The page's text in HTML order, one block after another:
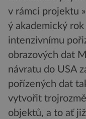
v rámci projektu
ý akademický
intenzivnímu
obrazových dat
návratu do USA
pořízených dat
vytvořit
objektů, a to ať